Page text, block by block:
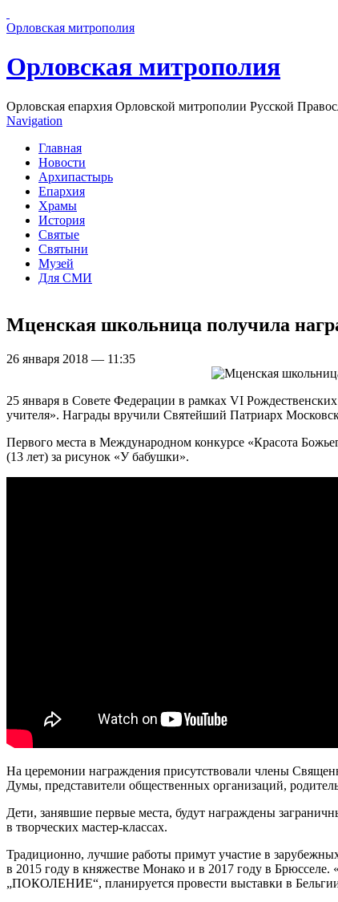
Орловская митрополия
Орловская митрополия
Орловская епархия Орловской митрополии Русской
Navigation
Главная
Новости
Архипастырь
Епархия
Храмы
История
Святые
Святыни
Музей
Для СМИ
Мценская школьница получила
26 января 2018 — 11:35
25 января в Совете Федерации в рамках VI
учителя». Награды вручили Святейший Патриарх
Первого места в Международном конкурсе «Красота
(13 лет) за рисунок «У бабушки».
На церемонии награждения присутствовали члены
Думы, представители общественных организаций,
Дети, занявшие первые места, будут награждены
в творческих мастер-классах.
Традиционно, лучшие работы примут участие в
в 2015 году в княжестве Монако и в 2017 году в
„ПОКОЛЕНИЕ“, планируется провести выставки в